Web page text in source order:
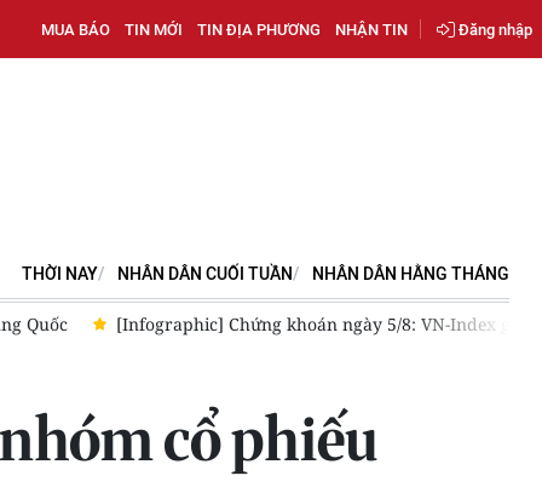
MUA BÁO TIN MỚI TIN ĐỊA PHƯƠNG NHẬN TIN Đăng nhập
THỜI NAY NHÂN DÂN CUỐI TUẦN NHÂN DÂN HẰNG THÁNG
Quốc [Infographic] Chứng khoán ngày 5/8: VN-Index
cổ phiếu